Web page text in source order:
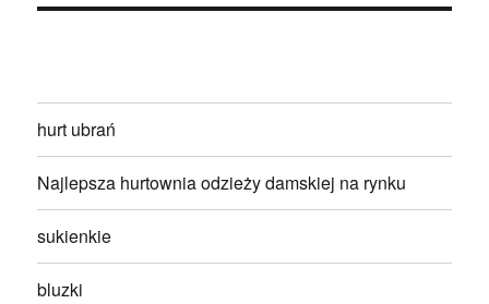
hurt ubrań
Najlepsza hurtownia odzieży damskiej na rynku
sukienkie
bluzki